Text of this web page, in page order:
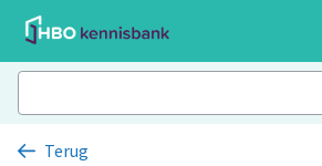
Terug